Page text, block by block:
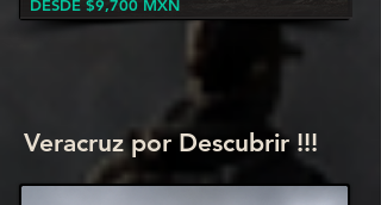
DESDE $9,700 MXN
Veracruz por Descubrir !!!